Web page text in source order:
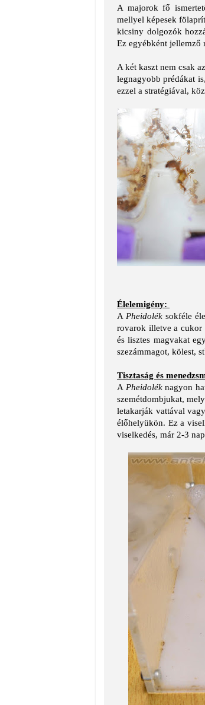
A majorok fő
mellyel képesek
kicsiny dolgozók
Ez egyébként jellemző
A két kaszt nem csak
legnagyobb prédákat
ezzel a stratégiával,
Élelemigény:
A Pheidolék sokféle
rovarok illetve a cukor
és lisztes magvakat
szezámmagot, kölest,
Tisztaság és
A Pheidoléknagyon
szemétdombjukat,
letakarják vattával
élőhelyükön. Ez a
viselkedés, már 2-3